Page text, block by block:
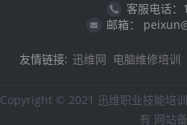
客服电话
邮箱：
友情链接: 迅维网 电脑维修培训
Copyright © 2021 迅维职业技能培
有 网站备